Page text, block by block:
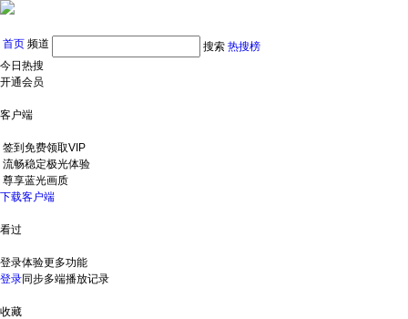
首页 频道 搜索 热搜榜
今日热搜
开通会员
客户端
签到免费领取VIP
流畅稳定极光体验
尊享蓝光画质
下载客户端
看过
登录体验更多功能
登录同步多端播放记录
收藏